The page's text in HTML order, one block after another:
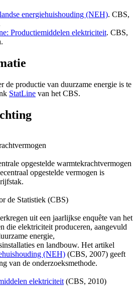
energiehuishouding (NEH). CBS,
Productiemiddelen elektriciteit. CBS,
de productie van duurzame energie is te
StatLine van het CBS.
opgestelde warmtekrachtvermogen
opgestelde vermogen is
de Statistiek (CBS)
uit een jaarlijkse enquête van het
die elektriciteit produceren, aangevuld
energie,
en landbouw. Het artikel
(NEH) (CBS, 2007) geeft
van de onderzoeksmethode.
elektriciteit (CBS, 2010)